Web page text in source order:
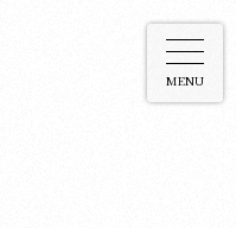
MENU